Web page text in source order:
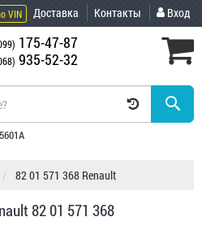
VIN Доставка Контакты Вход
175-47-87
935-52-32
82 01 571 368 Renault
82 01 571 368